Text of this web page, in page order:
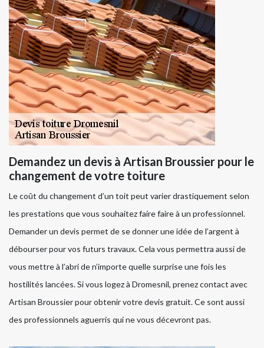
Demandez un devis à Artisan Broussier pour le
changement de votre toiture
Le coût du changement d’un toit peut varier drastiquement selon
les prestations que vous souhaitez faire faire à un professionnel.
Demander un devis permet de se donner une idée de l’argent à
débourser pour vos futurs travaux. Cela vous permettra aussi de
vous mettre à l’abri de n’importe quelle surprise une fois les
hostilités lancées. Si vous logez à Dromesnil, prenez contact avec
Artisan Broussier pour obtenir votre devis gratuit. Ce sont aussi
des professionnels aguerris qui ne vous décevront pas.